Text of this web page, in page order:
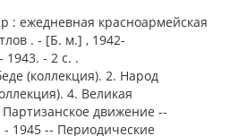
: ежедневная красноармейская
. - [Б. м.] , 1942-
- 2 c. .
(коллекция). 2. Народ
4. Великая
движение --
1945 -- Периодические